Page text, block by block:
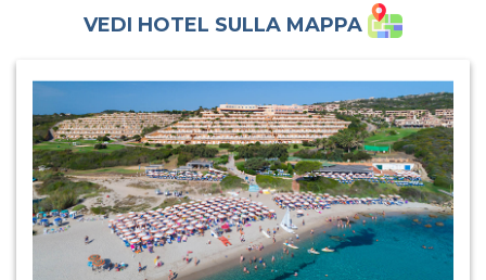
VEDI HOTEL SULLA MAPPA